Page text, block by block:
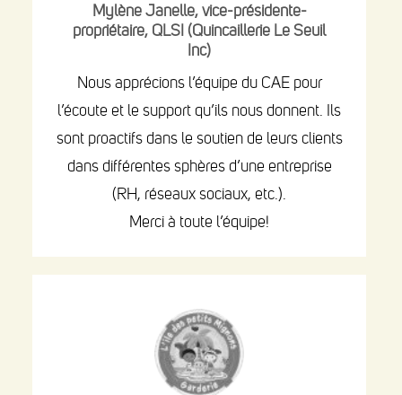
Mylène Janelle, vice-présidente-
propriétaire, QLSI (Quincaillerie Le Seuil
Inc)
Nous apprécions l’équipe du CAE pour
l’écoute et le support qu’ils nous donnent. Ils
sont proactifs dans le soutien de leurs clients
dans différentes sphères d’une entreprise
(RH, réseaux sociaux, etc.).
Merci à toute l’équipe!